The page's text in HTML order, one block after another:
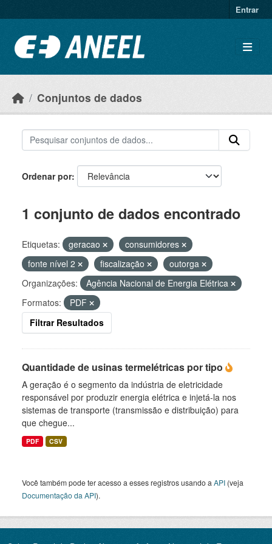
Entrar
Conjuntos de dados
Ordenar por
1 conjunto de dados encontrado
Etiquetas: geracao
consumidores
fonte nível 2
fiscalização
outorga
Organizações:
Agência Nacional de Energia Elétrica
Formatos:
PDF
Filtrar Resultados
Quantidade de usinas termelétricas por tipo
A geração é o segmento da indústria de eletricidade
responsável por produzir energia elétrica e injetá-la nos
sistemas de transporte (transmissão e distribuição) para
que chegue...
PDF CSV
Você também pode ter acesso a esses registros usando a API (veja
Documentação da API).